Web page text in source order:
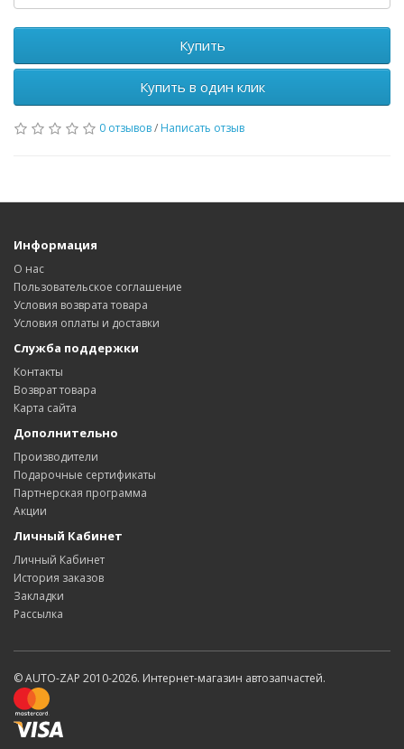
Купить
Купить в один клик
0 отзывов/ Написать отзыв
Информация
О нас
Пользовательское соглашение
Условия возврата товара
Условия оплаты и доставки
Служба поддержки
Контакты
Возврат товара
Карта сайта
Дополнительно
Производители
Подарочные сертификаты
Партнерская программа
Акции
Личный Кабинет
Личный Кабинет
История заказов
Закладки
Рассылка
© AUTO-ZAP 2010-2026. Интернет-магазин автозапчастей.